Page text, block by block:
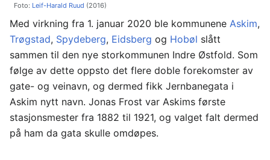
Foto: Leif-Harald Ruud (2016)
Med virkning fra 1. januar 2020 ble kommunene Askim,
Trøgstad, Spydeberg, Eidsberg og Hobøl slått
sammen til den nye storkommunen Indre Østfold. Som
følge av dette oppsto det flere doble forekomster av
gate- og veinavn, og dermed fikk Jernbanegata i
Askim nytt navn. Jonas Frost var Askims første
stasjonsmester fra 1882 til 1921, og valget falt dermed
på ham da gata skulle omdøpes.